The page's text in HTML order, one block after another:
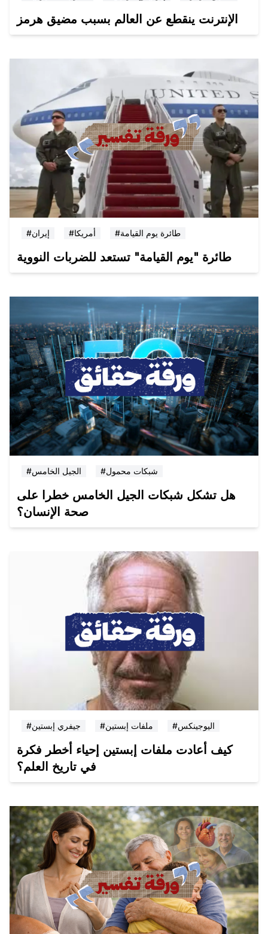
الإنترنت ينقطع عن العالم بسبب مضيق هرمز
#إيران #أمريكا #طائرة يوم القيامة
طائرة "يوم القيامة" تستعد للضربات النووية
#الجيل الخامس #شبكات محمول
هل تشكل شبكات الجيل الخامس خطرا على
صحة الإنسان؟
#جيفري إبستين #ملفات إبستين #اليوجينكس
كيف أعادت ملفات إبستين إحياء أخطر فكرة
في تاريخ العلم؟